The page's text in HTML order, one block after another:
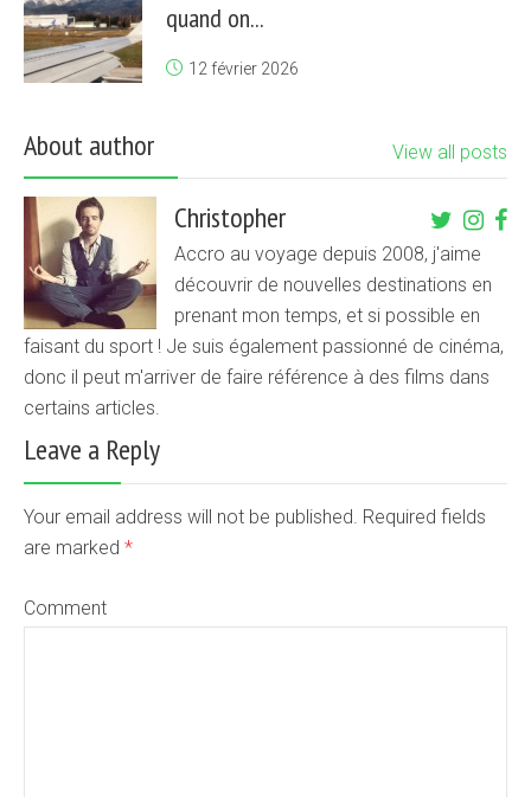
quand on...
12 février 2026
About author View all posts
Christopher
Accro au voyage depuis 2008, j'aime
découvrir de nouvelles destinations en
prenant mon temps, et si possible en
faisant du sport ! Je suis également passionné de cinéma,
donc il peut m'arriver de faire référence à des films dans
certains articles.
Leave a Reply
Your email address will not be published. Required fields
are marked *
Comment